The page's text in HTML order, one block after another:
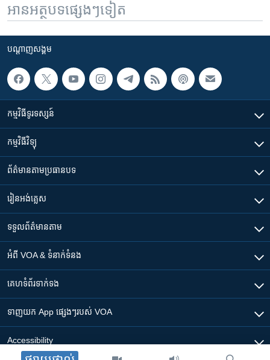
អានអត្ថបទផ្សេងៗទៀត
បណ្តាញ​សង្គម
កម្មវិធី​ទូរទស្សន៍
កម្មវិធី​វិទ្យុ
ព័ត៌មាន​តាមប្រធានបទ​
រៀន​​អង់គ្លេស
ទទួល​ព័ត៌មាន​តាម
អំពី​ VOA & ទំនាក់ទំនង
គេហទំព័រ​​ទាក់ទង
ទាញយក​ App ផ្សេងៗ​របស់​ VOA
Accessibility